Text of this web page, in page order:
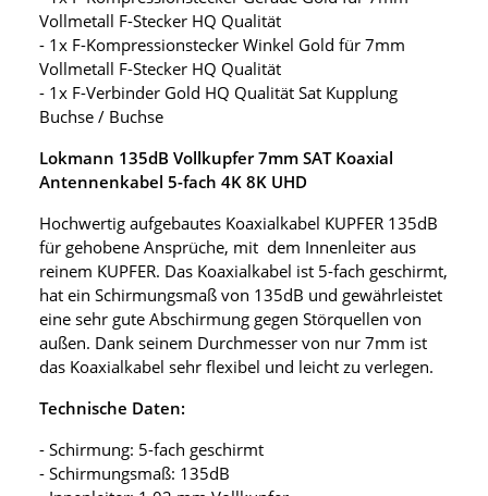
Vollmetall F-Stecker HQ Qualität
- 1x F-Kompressionstecker Winkel Gold für 7mm
Vollmetall F-Stecker HQ Qualität
- 1x F-Verbinder Gold HQ Qualität Sat Kupplung
Buchse / Buchse
Lokmann 135dB Vollkupfer 7mm SAT Koaxial
Antennenkabel 5-fach 4K 8K UHD
Hochwertig aufgebautes Koaxialkabel KUPFER 135dB
für gehobene Ansprüche, mit dem Innenleiter aus
reinem KUPFER. Das Koaxialkabel ist 5-fach geschirmt,
hat ein Schirmungsmaß von 135dB und gewährleistet
eine sehr gute Abschirmung gegen Störquellen von
außen. Dank seinem Durchmesser von nur 7mm ist
das Koaxialkabel sehr flexibel und leicht zu verlegen.
Technische Daten:
- Schirmung: 5-fach geschirmt
- Schirmungsmaß: 135dB